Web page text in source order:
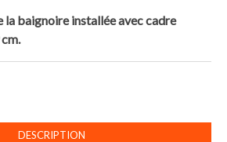
la baignoire installée avec cadre
DESCRIPTION